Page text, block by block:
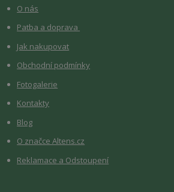
O nás
Patba a doprava
Jak nakupovat
Obchodní podmínky
Fotogalerie
Kontakty
Blog
O značce Altens.cz
Reklamace a Odstoupení